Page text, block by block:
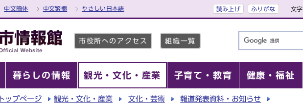
中文簡体 中文繁體 やさしい日本語 読み上げ ふりがな 文
市役所へのアクセス 組織一覧
暮らしの情報 観光・文化・産業 子育て・教育 健康・福祉
トップページ 観光・文化・産業 文化・芸術
報道発表資料・お知らせ